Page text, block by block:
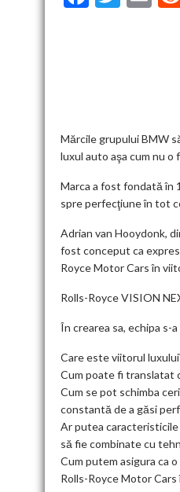
k
Mărcile grupului BMW
luxul auto aşa cum nu o
Marca a fost fondată în
spre perfecţiune în tot
Adrian van Hooydonk,
fost conceput ca
Royce Motor Cars în
Rolls-Royce VISION
În crearea sa, echipa
Care este viitorul
Cum poate fi translatat
Cum se pot schimba
constantă de a găsi
Ar putea
să fie combinate cu
Cum putem asigura ca
Rolls-Royce Motor